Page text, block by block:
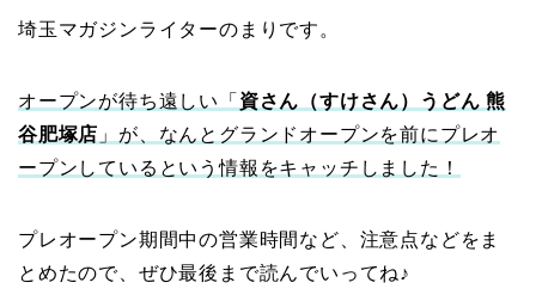
埼玉マガジンライターのまりです。
オープンが待ち遠しい「 資さん（すけさん）うどん 熊
谷肥塚店 」が、なんとグランドオープンを前にプレオ
ープンしているという情報をキャッチしました！
プレオープン期間中の営業時間など、注意点などをま
とめたので、ぜひ最後まで読んでいってね♪